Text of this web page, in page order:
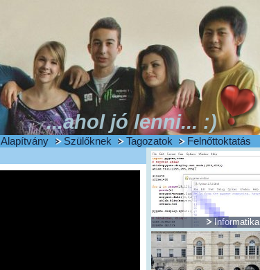
...ahol jó lenni... :)
Alapítvány Szülőknek Tagozatok Felnőttoktatás
Informatika